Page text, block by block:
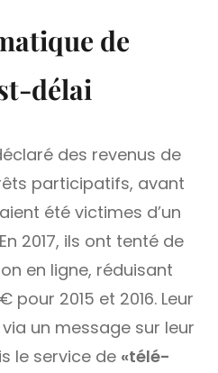
de
délai
des revenus de
participatifs, avant
été victimes d’un
2017, ils ont tenté de
en ligne, réduisant
pour 2015 et 2016. Leur
un message sur leur
le service de «télé-